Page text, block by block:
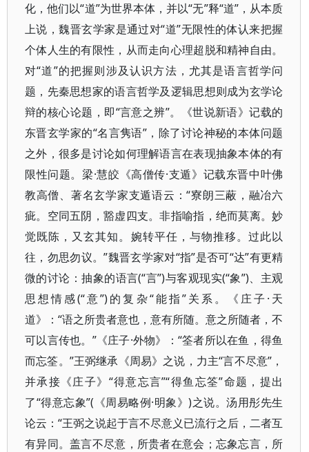
化，他们以“道”为世界本体，并以“无”释“道”，从本质
上说，魏晋玄学家是通过对“道”无限性的体认来把握
个体人生的有限性，从而走向心理超脱和精神自由。
对“道”的把握则涉及认识方法，尤其是语言哲学问
题，先秦思想家的语言哲学及逻辑思想则成为玄学论
辩的核心论题，即“言意之辨”。《世说新语》记载的
东晋玄学家的“名言隽语”，除了讨论神秘的本体问题
之外，很多是讨论如何理解语言在表现抽象本体的有
限性问题。梁·慧皎《高僧传·支遁》记载东晋中叶佛
教高僧、著名玄学家支遁语云：“寮朗三蔽，融冶六
疵。空同五阴，豁虚四支。非指喻指，绝而莫离。妙
觉既陈，又玄其知。婉转平任，与物推移。过此以
往，勿思勿议。”魏晋玄学家对“指”是否可“达”有更精
微的讨论：抽象的语言(“言”)与客观现实(“象”)、主观
思想情感(“意”)的复杂“能指”关系。《庄子·天
道》：“语之所贵者意也，意有所随。意之所随者，不
可以言传也。”《庄子·外物》：“筌者所以在鱼，得鱼
而忘筌。”王弼继承《周易》之说，力主“言不尽意”，
并承接《庄子》“得意忘言”“得鱼忘筌”命题，提出
了“得意忘象”(《周易略例·明象》)之说。汤用彤先生
论云：“王弼之说起于言不尽意义已流行之后，二者互
有异同。盖言不尽意，所贵者在意会；忘象忘言，所